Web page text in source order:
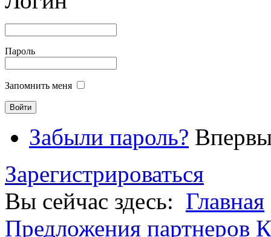
Пароль
Запомнить меня
Забыли пароль?
Зарегистрироваться
Вы сейчас здесь: Главная
Предложения партнеров